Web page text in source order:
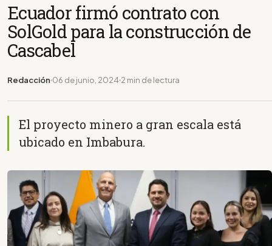
Ecuador firmó contrato con
SolGold para la construcción de
Cascabel
Redacción 06 de junio, 2024 2 min de lectura
El proyecto minero a gran escala está
ubicado en Imbabura.